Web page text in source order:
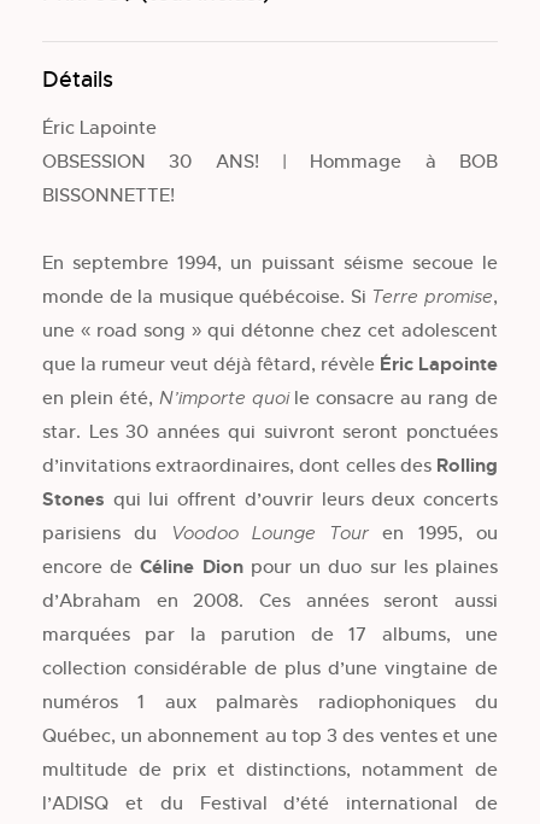
Détails
Éric Lapointe
OBSESSION 30 ANS! | Hommage à BOB
BISSONNETTE!
En septembre 1994, un puissant séisme secoue le
monde de la musique québécoise. Si Terre promise,
une « road song » qui détonne chez cet adolescent
que la rumeur veut déjà fêtard, révèle Éric Lapointe
en plein été, N’importe quoile consacre au rang de
star. Les 30 années qui suivront seront ponctuées
d’invitations extraordinaires, dont celles des Rolling
Stones qui lui offrent d’ouvrir leurs deux concerts
parisiens du
Voodoo Lounge Touren 1995, ou
encore deCéline Dionpour un duo sur les plaines
d’Abraham en 2008. Ces années seront aussi
marquées par la parution de 17 albums, une
collection considérable de plus d’une vingtaine de
numéros 1 aux palmarès radiophoniques du
Québec, un abonnement au top 3 des ventes et une
multitude de prix et distinctions, notamment de
l’ADISQ et du Festival d’été international de